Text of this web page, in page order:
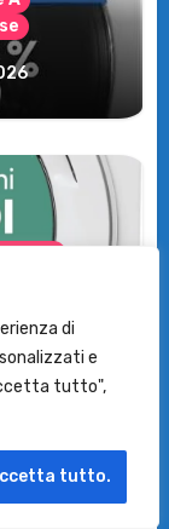
di
e
tutto",
tutto.
a
Slim
su